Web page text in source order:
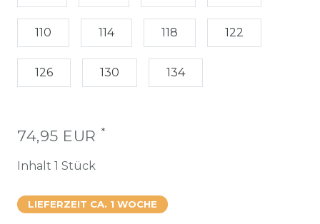
110 114 118 122
126 130 134
74,95 EUR *
Inhalt 1 Stück
LIEFERZEIT CA. 1 WOCHE